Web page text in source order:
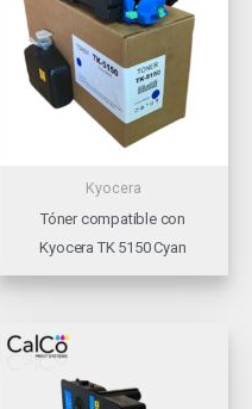
Kyocera
Tóner compatible con
Kyocera TK 5150 Cyan